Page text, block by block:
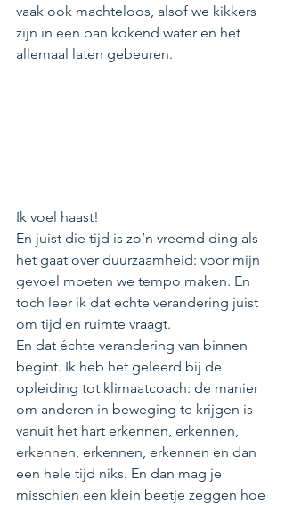
vaak ook machteloos, alsof we kikkers
zijn in een pan kokend water en het
allemaal laten gebeuren.
Ik voel haast!
En juist die tijd is zo’n vreemd ding als
het gaat over duurzaamheid: voor mijn
gevoel moeten we tempo maken. En
toch leer ik dat echte verandering juist
om tijd en ruimte vraagt.
En dat échte verandering van binnen
begint. Ik heb het geleerd bij de
opleiding tot klimaatcoach: de manier
om anderen in beweging te krijgen is
vanuit het hart erkennen, erkennen,
erkennen, erkennen, erkennen en dan
een hele tijd niks. En dan mag je
misschien een klein beetje zeggen hoe